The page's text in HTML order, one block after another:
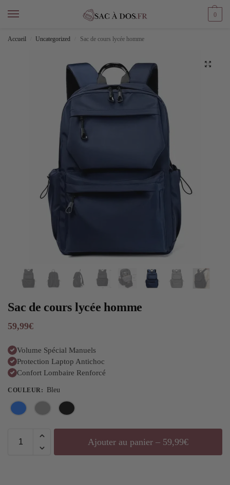
0
Accueil Uncategorized Sac de cours lycée homme
Sac de cours lycée homme
59,99€
Volume Spécial Manuels
Protection Laptop Antichoc
Confort Lombaire Renforcé
COULEUR: Bleu
Ajouter au panier – 59,99€